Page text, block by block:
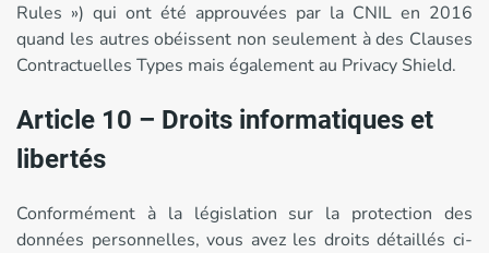
Rules ») qui ont été approuvées par la CNIL en 2016
quand les autres obéissent non seulement à des Clauses
Contractuelles Types mais également au Privacy Shield.
Article 10 – Droits informatiques et
libertés
Conformément à la législation sur la protection des
données personnelles, vous avez les droits détaillés ci-